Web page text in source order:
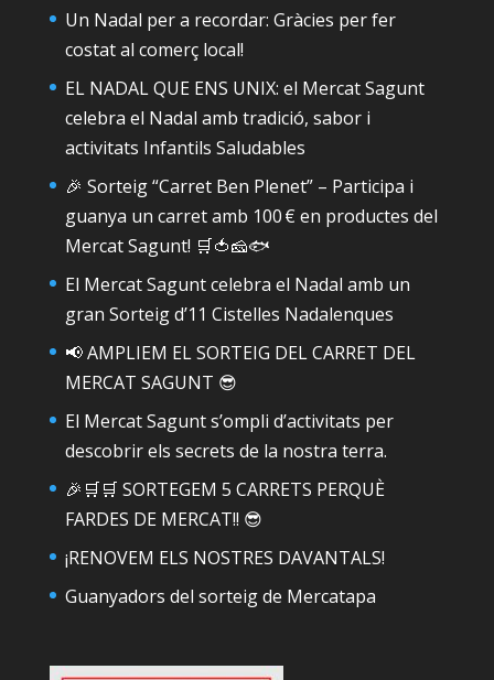
Un Nadal per a recordar: Gràcies per fer
costat al comerç local!
EL NADAL QUE ENS UNIX: el Mercat Sagunt
celebra el Nadal amb tradició, sabor i
activitats Infantils Saludables
🎉 Sorteig “Carret Ben Plenet” – Participa i
guanya un carret amb 100 € en productes del
Mercat Sagunt! 🛒🍅🧀🐟
El Mercat Sagunt celebra el Nadal amb un
gran Sorteig d’11 Cistelles Nadalenques
📢 AMPLIEM EL SORTEIG DEL CARRET DEL
MERCAT SAGUNT 😎
El Mercat Sagunt s’ompli d’activitats per
descobrir els secrets de la nostra terra.
🎉🛒🛒 SORTEGEM 5 CARRETS PERQUÈ
FARDES DE MERCAT!! 😎
¡RENOVEM ELS NOSTRES DAVANTALS!
Guanyadors del sorteig de Mercatapa